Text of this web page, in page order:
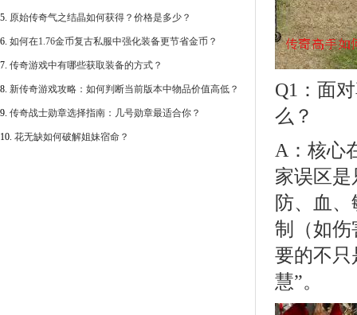
Q1：面
么？
A：核心
家误区
防、血
制（如伤
要的不只
慧”。
5. 原始传奇气之结晶如何获得？价格是多少？
6. 如何在1.76金币复古私服中强化装备更节省金币？
7. 传奇游戏中有哪些获取装备的方式？
8. 新传奇游戏攻略：如何判断当前版本中物品价值高低？
9. 传奇战士勋章选择指南：几号勋章最适合你？
10. 花无缺如何破解姐妹宿命？